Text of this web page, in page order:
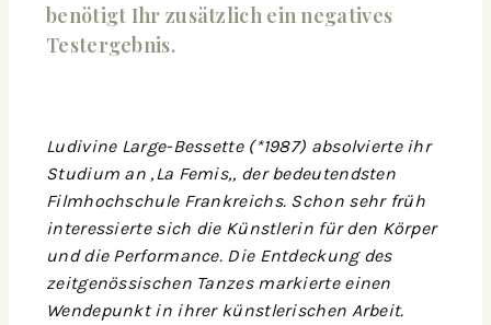
benötigt Ihr zusätzlich ein negatives
Testergebnis.
Ludivine Large-Bessette (*1987) absolvierte ihr
Studium an ‚ La Femis‚, der bedeutendsten
Filmhochschule Frankreichs. Schon sehr früh
interessierte sich die Künstlerin für den Körper
und die Performance. Die Entdeckung des
zeitgenössischen Tanzes markierte einen
Wendepunkt in ihrer künstlerischen Arbeit.